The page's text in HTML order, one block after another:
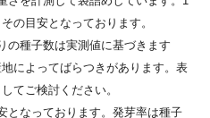
の目安となっております。
の種子数は実測値に基づきます
によってばらつきがあります。表
てご検討ください。
となっております。発芽率は種子